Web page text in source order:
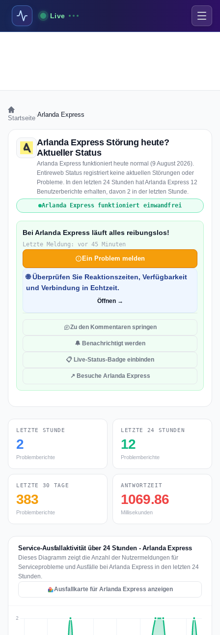
Live
Startseite Arlanda Express
Arlanda Express Störung heute?
Aktueller Status
Arlanda Express funktioniert heute normal (9 August 2026).
Entireweb Status registriert keine aktuellen Störungen oder
Probleme. In den letzten 24 Stunden hat Arlanda Express 12
Benutzerberichte erhalten, davon 2 in der letzten Stunde.
Arlanda Express funktioniert einwandfrei
Bei Arlanda Express läuft alles reibungslos!
Letzte Meldung: vor 45 Minuten
Ein Problem melden
🌐 Überprüfen Sie Reaktionszeiten, Verfügbarkeit
und Verbindung in Echtzeit.
Öffnen →
Zu den Kommentaren springen
🔔 Benachrichtigt werden
📋 Live-Status-Badge einbinden
↗ Besuche Arlanda Express
LETZTE STUNDE
2
Problemberichte
LETZTE 24 STUNDEN
12
Problemberichte
LETZTE 30 TAGE
383
Problemberichte
ANTWORTZEIT
1069.86
Millisekunden
Service-Ausfallaktivität über 24 Stunden - Arlanda Express
Dieses Diagramm zeigt die Anzahl der Nutzermeldungen für
Serviceprobleme und Ausfälle bei Arlanda Express in den letzten 24
Stunden.
Ausfallkarte für Arlanda Express anzeigen